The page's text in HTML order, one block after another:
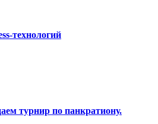
технологий
турнир по панкратиону.